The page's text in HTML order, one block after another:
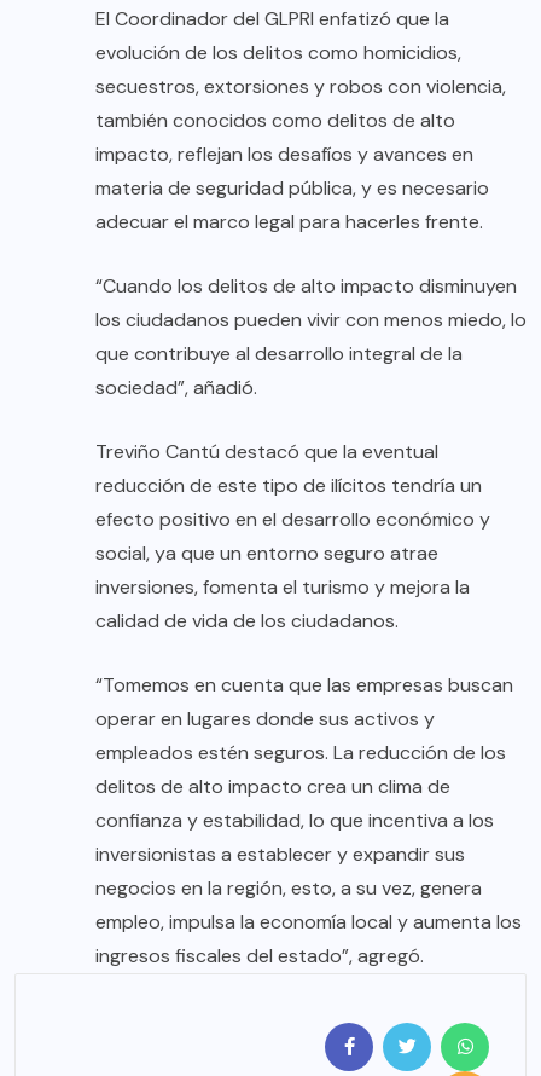
El Coordinador del GLPRI enfatizó que la
evolución de los delitos como homicidios,
secuestros, extorsiones y robos con violencia,
también conocidos como delitos de alto
impacto, reflejan los desafíos y avances en
materia de seguridad pública, y es necesario
adecuar el marco legal para hacerles frente.
“Cuando los delitos de alto impacto disminuyen
los ciudadanos pueden vivir con menos miedo, lo
que contribuye al desarrollo integral de la
sociedad”, añadió.
Treviño Cantú destacó que la eventual
reducción de este tipo de ilícitos tendría un
efecto positivo en el desarrollo económico y
social, ya que un entorno seguro atrae
inversiones, fomenta el turismo y mejora la
calidad de vida de los ciudadanos.
“Tomemos en cuenta que las empresas buscan
operar en lugares donde sus activos y
empleados estén seguros. La reducción de los
delitos de alto impacto crea un clima de
confianza y estabilidad, lo que incentiva a los
inversionistas a establecer y expandir sus
negocios en la región, esto, a su vez, genera
empleo, impulsa la economía local y aumenta los
ingresos fiscales del estado”, agregó.